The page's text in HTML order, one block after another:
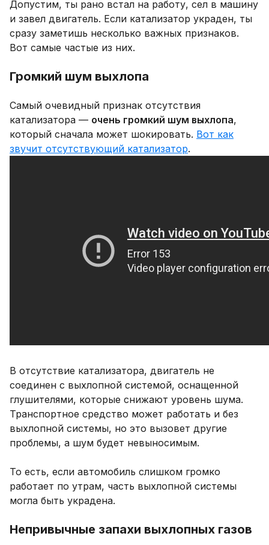
Допустим, ты рано встал на работу, сел в машину
и завел двигатель. Если катализатор украден, ты
сразу заметишь несколько важных признаков.
Вот самые частые из них.
Громкий шум выхлопа
Самый очевидный признак отсутствия
катализатора — очень громкий шум выхлопа,
который сначала может шокировать. Вот как
звучит отсутствующий катализатор.
В отсутствие катализатора, двигатель не
соединен с выхлопной системой, оснащенной
глушителями, которые снижают уровень шума.
Транспортное средство может работать и без
выхлопной системы, но это вызовет другие
проблемы, а шум будет невыносимым.
То есть, если автомобиль слишком громко
работает по утрам, часть выхлопной системы
могла быть украдена.
Непривычные запахи выхлопных газов